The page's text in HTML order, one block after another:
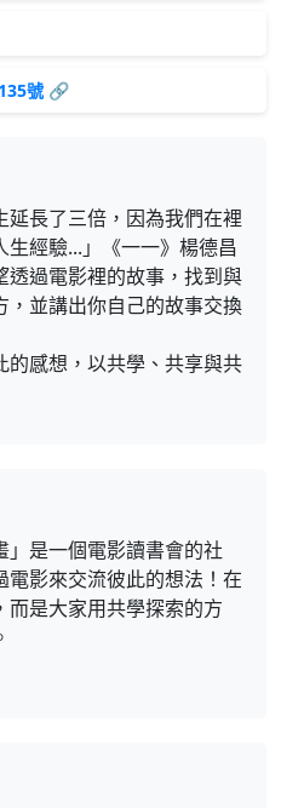
號 🔗
延長了三倍，因為我們在裡
經驗...」《一一》楊德昌
過電影裡的故事，找到與
並講出你自己的故事交換
感想，以共學、共享與共
」是一個電影讀書會的社
影來交流彼此的想法！在
是大家用共學探索的方